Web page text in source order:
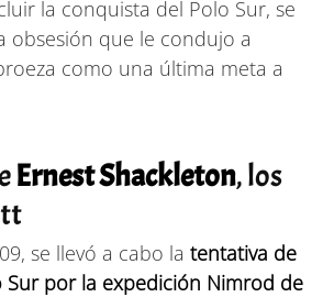
la conquista del Polo Sur, se
obsesión que le condujo a
como una última meta a
Ernest Shackleton, los
se llevó a cabo la tentativa de
Sur por la expedición Nimrod de